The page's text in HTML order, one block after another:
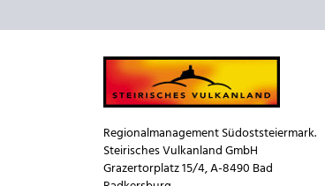
Regionalmanagement Südoststeiermark.
Steirisches Vulkanland GmbH
Grazertorplatz 15/4, A-8490 Bad